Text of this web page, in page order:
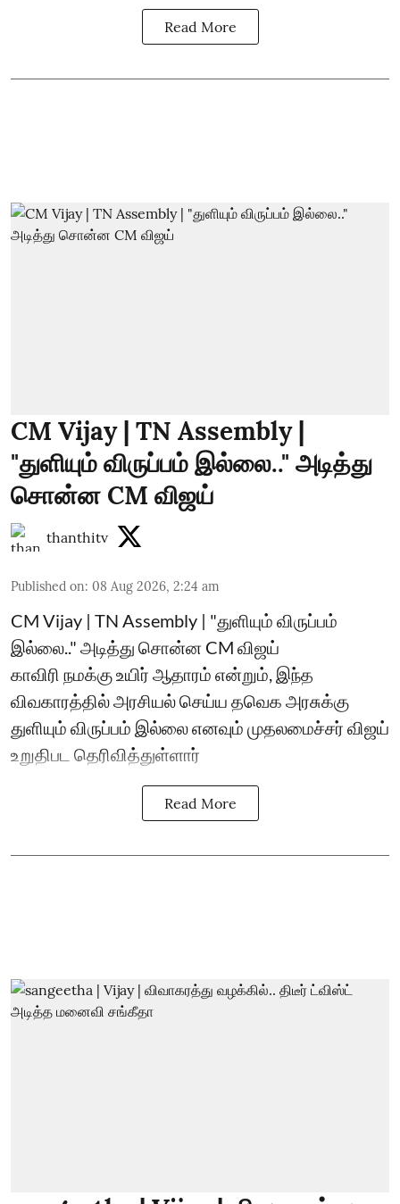
Read More
CM Vijay | TN Assembly |
"துளியும் விருப்பம் இல்லை.." அடித்து
சொன்ன CM விஜய்
thanthitv
Published on: 08 Aug 2026, 2:24 am
CM Vijay | TN Assembly | "துளியும் விருப்பம்
இல்லை.." அடித்து சொன்ன CM விஜய்
காவிரி நமக்கு உயிர் ஆதாரம் என்றும், இந்த
விவகாரத்தில் அரசியல் செய்ய தவெக அரசுக்கு
துளியும் விருப்பம் இல்லை எனவும் முதலமைச்சர் விஜய்
உறுதிபட தெரிவித்துள்ளார்
Read More